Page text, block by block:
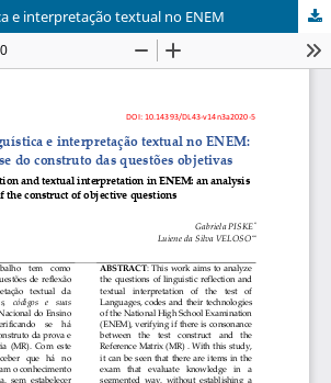
e interpretação textual no ENEM